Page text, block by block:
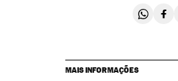
MAIS INFORMAÇÕES